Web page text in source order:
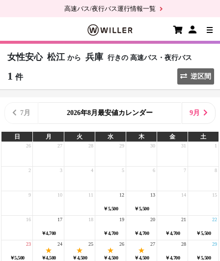
高速バス/夜行バス運行情報一覧
女性安心 松江 から 兵庫 行きの 高速バス・夜行バス
1 件 逆区間
7月 2026年8月最安値カレンダー 9月
日 月 火 水 木 金 土
26 27 28 29 30 31 1
2 3 4 5 6 7 8
9 10 11
￥5,500
12
￥5,500
13 14 15
16
￥4,700
17 18
￥4,700
19
￥4,700
20
￥4,700
21
￥5,500
22
￥5,500
23
￥4,500
24
￥4,500
25
￥4,500
26
￥4,500
27
￥4,700
28
￥5,500
29